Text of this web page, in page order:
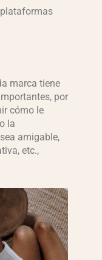
marca tiene
por
cómo le
la
amigable,
etc.,